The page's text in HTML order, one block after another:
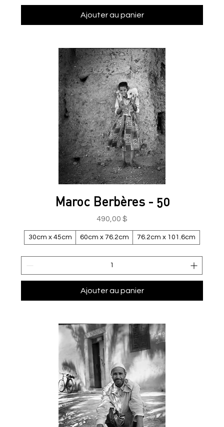
Ajouter au panier
Maroc Berbères - 50
Prix
490,00 $
30cm x 45cm 60cm x 76.2cm 76.2cm x 101.6cm
Ajouter au panier